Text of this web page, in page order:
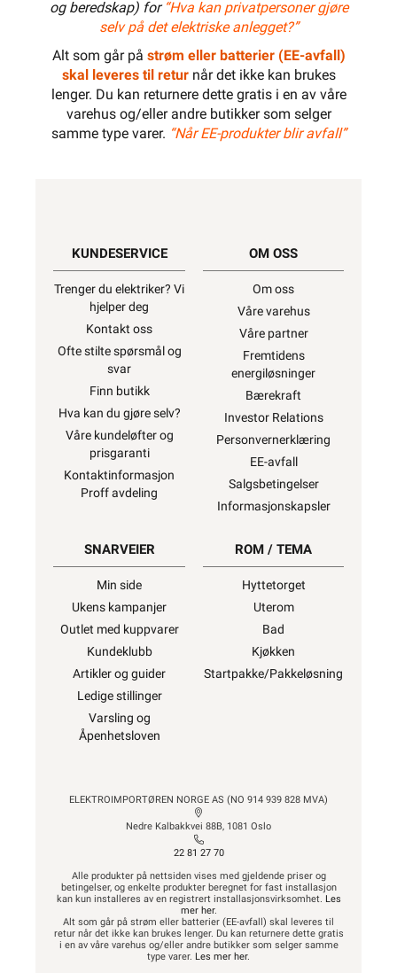
og beredskap) for “Hva kan privatpersoner gjøre
selv på det elektriske anlegget?”
Alt som går på strøm eller batterier (EE-avfall)
skal leveres til returnår det ikke kan brukes
lenger. Du kan returnere dette gratis i en av våre
varehus og/eller andre butikker som selger
samme type varer. “Når EE-produkter blir avfall”
KUNDESERVICE
Trenger du elektriker? Vi
hjelper deg
Kontakt oss
Ofte stilte spørsmål og
svar
Finn butikk
Hva kan du gjøre selv?
Våre kundeløfter og
prisgaranti
Kontaktinformasjon
Proff avdeling
OM OSS
Om oss
Våre varehus
Våre partner
Fremtidens
energiløsninger
Bærekraft
Investor Relations
Personvernerklæring
EE-avfall
Salgsbetingelser
Informasjonskapsler
SNARVEIER
Min side
Ukens kampanjer
Outlet med kuppvarer
Kundeklubb
Artikler og guider
Ledige stillinger
Varsling og
Åpenhetsloven
ROM / TEMA
Hyttetorget
Uterom
Bad
Kjøkken
Startpakke/Pakkeløsning
ELEKTROIMPORTØREN NORGE AS (NO 914 939 828 MVA)
Nedre Kalbakkvei 88B, 1081 Oslo
22 81 27 70
Alle produkter på nettsiden vises med gjeldende priser og
betingelser, og enkelte produkter beregnet for fast installasjon
kan kun installeres av en registrert installasjonsvirksomhet. Les
mer her.
Alt som går på strøm eller batterier (EE-avfall) skal leveres til
retur når det ikke kan brukes lenger. Du kan returnere dette gratis
i en av våre varehus og/eller andre butikker som selger samme
type varer. Les mer her.